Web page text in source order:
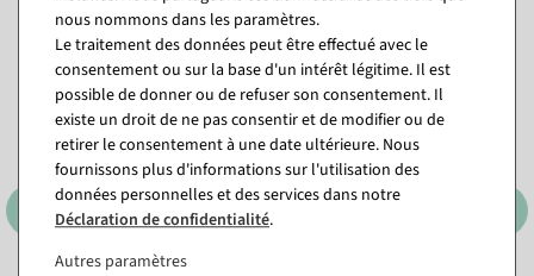
nous nommons dans les paramètres.
Le traitement des données peut être effectué avec le
consentement ou sur la base d'un intérêt légitime. Il est
possible de donner ou de refuser son consentement. Il
existe un droit de ne pas consentir et de modifier ou de
retirer le consentement à une date ultérieure. Nous
fournissons plus d'informations sur l'utilisation des
données personnelles et des services dans notre
Déclaration de confidentialité.
Autres paramètres